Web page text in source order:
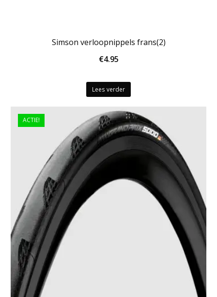
Simson verloopnippels frans(2)
€4.95
Lees verder
ACTIE!